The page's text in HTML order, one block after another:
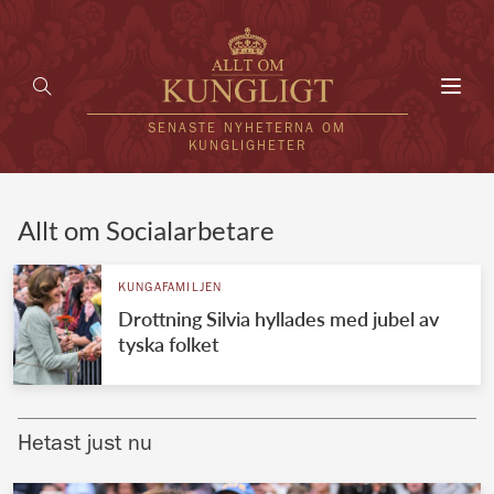
SENASTE NYHETERNA OM
KUNGLIGHETER
UTLÄNDSKT
VÄRLDENS KUNGAHUS
Brittiska kungahuset
Allt om Socialarbetare
KUNGAFAMILJEN
Drottning Silvia hyllades med jubel av
tyska folket
Hetast just nu